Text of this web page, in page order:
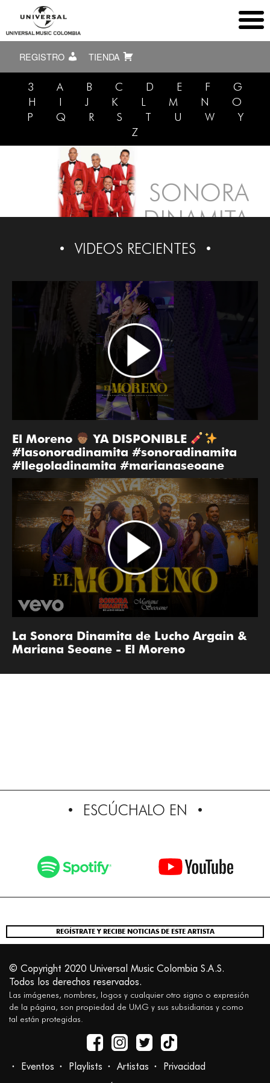
REGISTRO TIENDA
3 A B C D E F
G
H
I J K L M N
O
P
Q R S T U W
Y
Z
SONORA
DINAMITA
VIDEOS RECIENTES
El Moreno
YA DISPONIBLE
#lasonoradinamita #sonoradinamita
#llegoladinamita #marianaseoane
La Sonora Dinamita de Lucho Argain &
Mariana Seoane - El Moreno
ESCÚCHALO EN
REGÍSTRATE Y RECIBE NOTICIAS DE ESTE ARTISTA
© Copyright 2020 Universal Music Colombia S.A.S.
Todos los derechos reservados.
Las imágenes, nombres, logos y cualquier otro signo o expresión
de la página, son propiedad de UMG y sus subsidiarias y como
tal están protegidas.
Eventos Playlists Artistas Privacidad